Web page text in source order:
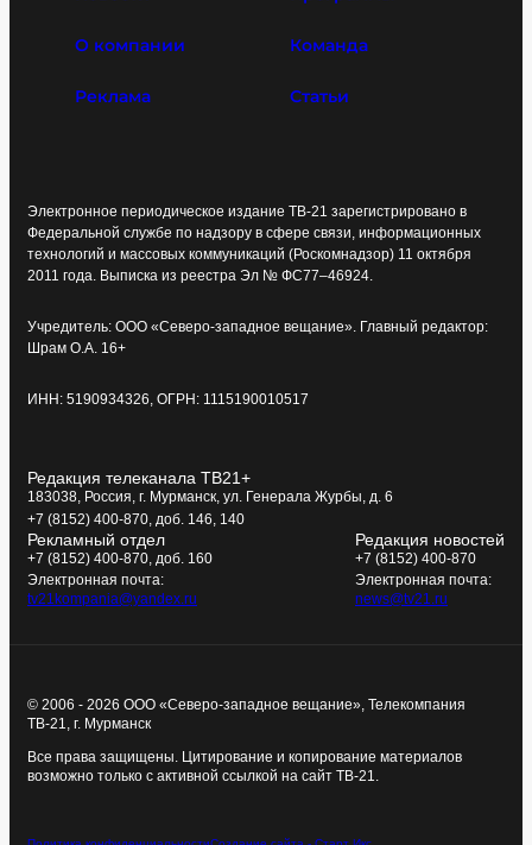
О компании Команда
Реклама Статьи
Электронное периодическое издание ТВ-21 зарегистрировано в
Федеральной службе по надзору в сфере связи, информационных
технологий и массовых коммуникаций (Роскомнадзор) 11 октября
2011 года. Выписка из реестра Эл № ФС77–46924.
Учредитель: ООО «Северо-западное вещание». Главный редактор:
Шрам О.А. 16+
ИНН: 5190934326, ОГРН: 1115190010517
Редакция телеканала ТВ21+
183038, Россия, г. Мурманск, ул. Генерала Журбы, д. 6
+7 (8152) 400-870, доб. 146, 140
Рекламный отдел
+7 (8152) 400-870, доб. 160
Электронная почта:
tv21kompania@yandex.ru
Редакция новостей
+7 (8152) 400-870
Электронная почта:
news@tv21.ru
© 2006 - 2026 ООО «Северо-западное вещание», Телекомпания
ТВ-21, г. Мурманск
Все права защищены. Цитирование и копирование материалов
возможно только с активной ссылкой на сайт ТВ-21.